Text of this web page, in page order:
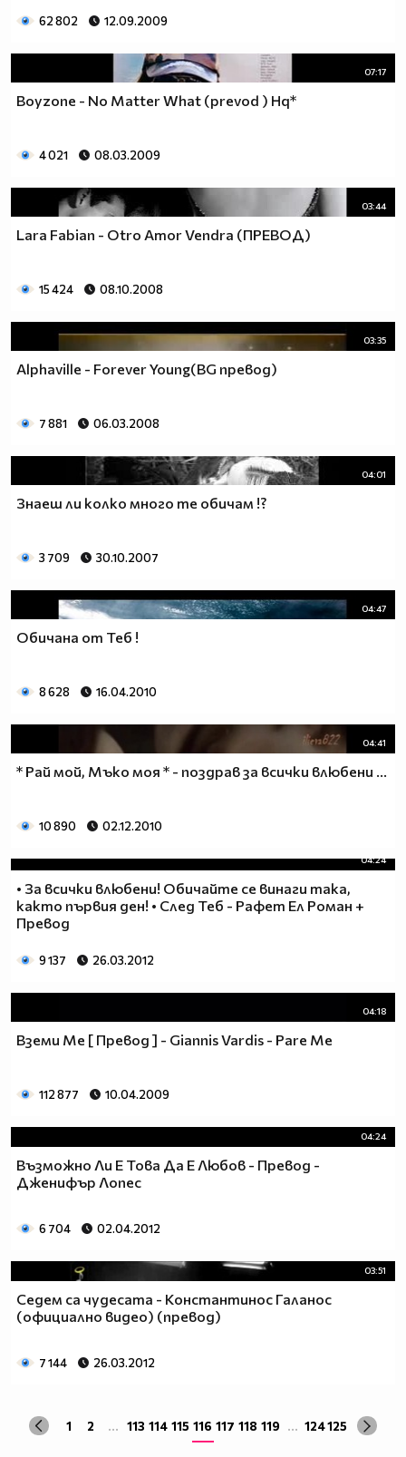
62 802 12.09.2009
07:17
Boyzone - No Matter What (prevod ) Hq*
4 021 08.03.2009
03:44
Lara Fabian - Otro Amor Vendra (ПРЕВОД)
15 424 08.10.2008
03:35
Alphaville - Forever Young(BG превод)
7 881 06.03.2008
04:01
Знаеш ли колко много те обичам !?
3 709 30.10.2007
04:47
Обичана от Теб !
8 628 16.04.2010
04:41
* Рай мой, Мъко моя * - поздрав за всички влюбени ...
10 890 02.12.2010
04:24
• За всички влюбени! Обичайте се винаги така,
както първия ден! • След Теб - Рафет Ел Роман +
Превод
9 137 26.03.2012
04:18
Вземи Ме [ Превод ] - Giannis Vardis - Pare Me
112 877 10.04.2009
04:24
Възможно Ли Е Това Да Е Любов - Превод -
Дженифър Лопес
6 704 02.04.2012
03:51
Седем са чудесата - Константинос Галанос
(официално видео) (превод)
7 144 26.03.2012
1 2 ... 113 114 115 116 117 118 119 ... 124125